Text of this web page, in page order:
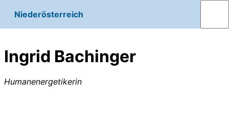
Niederösterreich
Ingrid Bachinger
Humanenergetikerin